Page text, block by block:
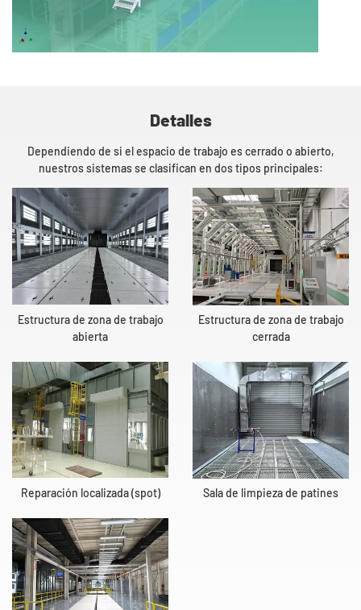
Detalles
Dependiendo de si el espacio de trabajo es cerrado o abierto,
nuestros sistemas se clasifican en dos tipos principales:
Estructura de zona de trabajo
abierta
Estructura de zona de trabajo
cerrada
Reparación localizada (spot) Sala de limpieza de patines